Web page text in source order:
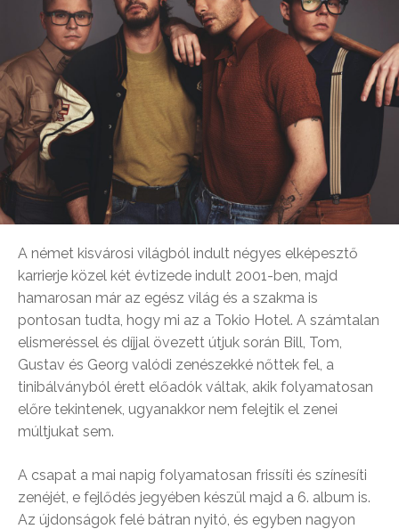
A német kisvárosi világból indult négyes elképesztő
karrierje közel két évtizede indult 2001-ben, majd
hamarosan már az egész világ és a szakma is
pontosan tudta, hogy mi az a Tokio Hotel. A számtalan
elismeréssel és díjjal övezett útjuk során Bill, Tom,
Gustav és Georg valódi zenészekké nőttek fel, a
tinibálványból érett előadók váltak, akik folyamatosan
előre tekintenek, ugyanakkor nem felejtik el zenei
múltjukat sem.
A csapat a mai napig folyamatosan frissíti és színesíti
zenéjét, e fejlődés jegyében készül majd a 6. album is.
Az újdonságok felé bátran nyitó, és egyben nagyon